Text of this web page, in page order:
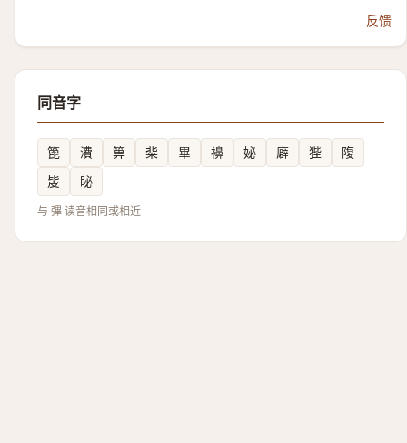
反馈
同音字
箆 㵒 箅 䉾 畢 襣 妼 廦 狴
䧗
㿫
䀣
与 彃 读音相同或相近